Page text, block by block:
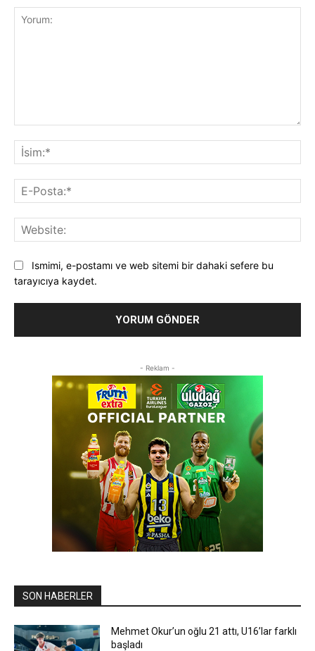
Ismimi, e-postamı ve web sitemi bir dahaki sefere bu
tarayıcıya kaydet.
- Reklam -
SON HABERLER
Mehmet Okur’un oğlu 21 attı, U16’lar farklı
başladı